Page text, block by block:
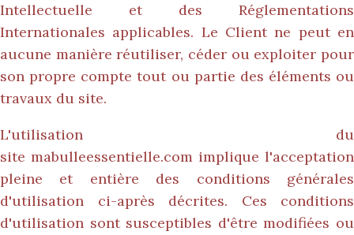
Intellectuelle et des Réglementations
Internationales applicables. Le Client ne peut en
aucune manière réutiliser, céder ou exploiter pour
son propre compte tout ou partie des éléments ou
travaux du site.
L'utilisation du
site mabulleessentielle.com implique l'acceptation
pleine et entière des conditions générales
d'utilisation ci-après décrites. Ces conditions
d'utilisation sont susceptibles d'être modifiées ou